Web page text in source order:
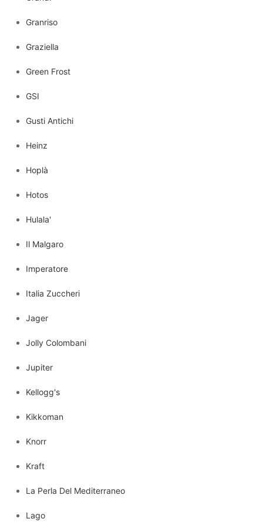
Granriso
Graziella
Green Frost
GSI
Gusti Antichi
Heinz
Hoplà
Hotos
Hulala'
Il Malgaro
Imperatore
Italia Zuccheri
Jager
Jolly Colombani
Jupiter
Kellogg's
Kikkoman
Knorr
Kraft
La Perla Del Mediterraneo
Lago